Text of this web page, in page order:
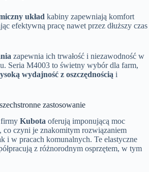
układ kabiny zapewniają komfort
efektywną pracę nawet przez dłuższy czas
zapewnia ich trwałość i niezawodność w
Seria M4003 to świetny wybór dla farm,
wydajność z oszczędnością i
zastosowanie
firmy Kubota oferują imponującą moc
, co czyni je znakomitym rozwiązaniem
i w pracach komunalnych. Te elastyczne
z różnorodnym osprzętem, w tym